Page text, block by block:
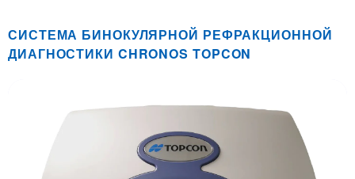
СИСТЕМА БИНОКУЛЯРНОЙ РЕФРАКЦИОННОЙ
ДИАГНОСТИКИ CHRONOS TOPCON